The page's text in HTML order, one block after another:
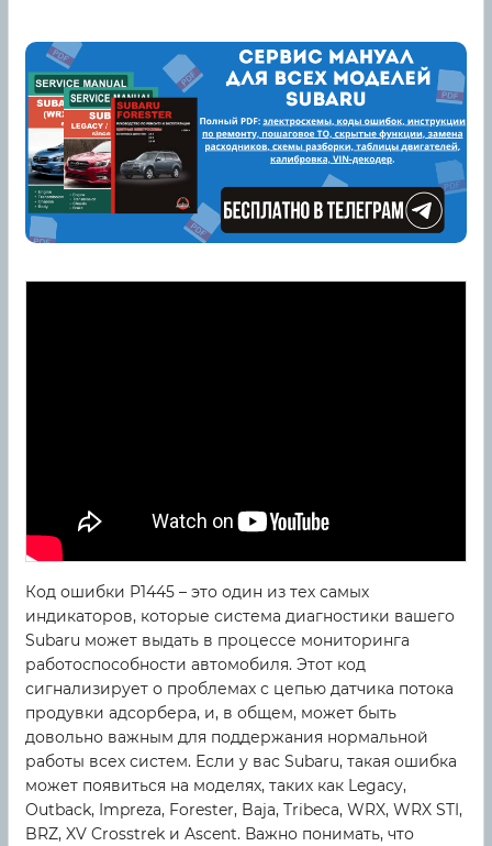
Код ошибки P1445 – это один из тех самых
индикаторов, которые система диагностики вашего
Subaru может выдать в процессе мониторинга
работоспособности автомобиля. Этот код
сигнализирует о проблемах с цепью датчика потока
продувки адсорбера, и, в общем, может быть
довольно важным для поддержания нормальной
работы всех систем. Если у вас Subaru, такая ошибка
может появиться на моделях, таких как Legacy,
Outback, Impreza, Forester, Baja, Tribeca, WRX, WRX STI,
BRZ, XV Crosstrek и Ascent. Важно понимать, что